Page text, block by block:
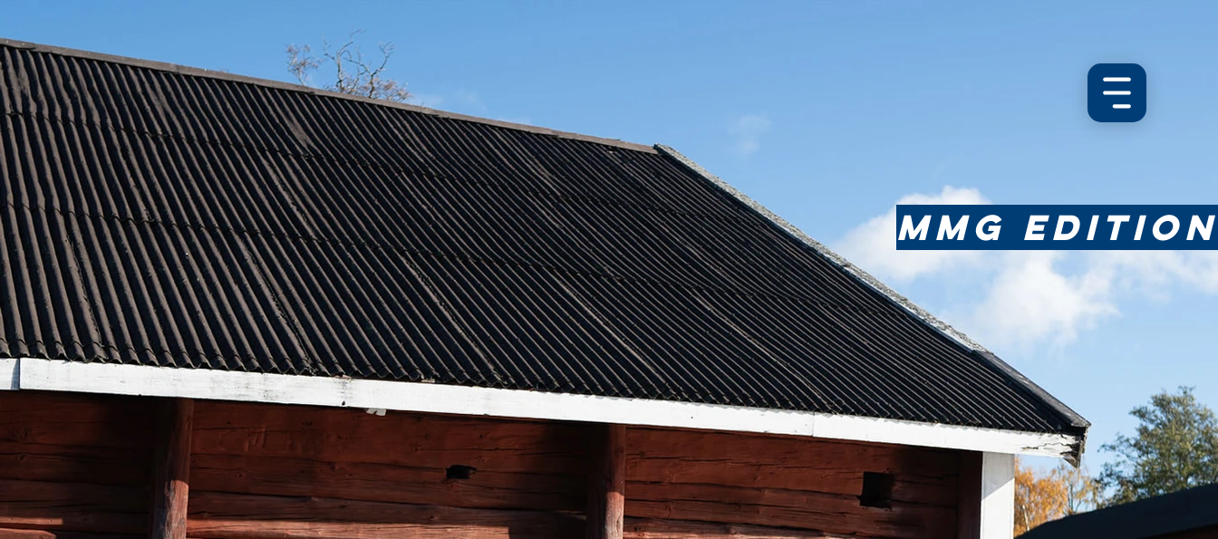
ㅤMMG Editionㅤ